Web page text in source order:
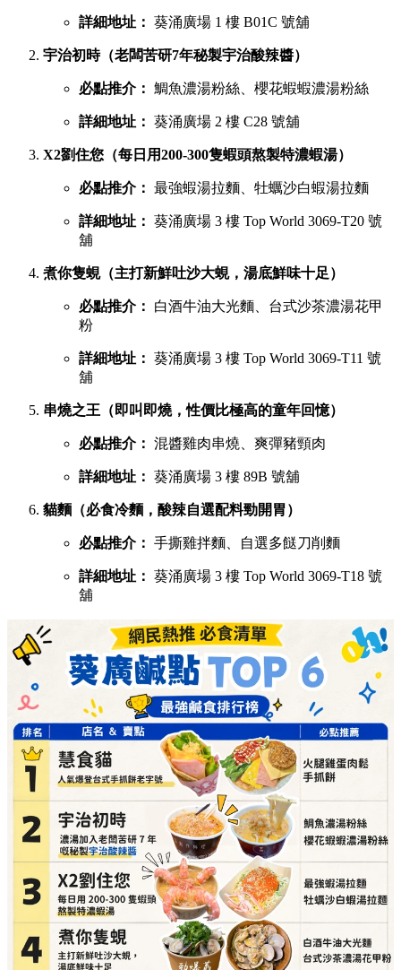
詳細地址： 葵涌廣場 1 樓 B01C 號舖
宇治初時（老闆苦研7年秘製宇治酸辣醬）
必點推介： 鯛魚濃湯粉絲、櫻花蝦蝦濃湯粉絲
詳細地址： 葵涌廣場 2 樓 C28 號舖
X2劉住您（每日用200-300隻蝦頭熬製特濃蝦湯）
必點推介： 最強蝦湯拉麵、牡蠣沙白蝦湯拉麵
詳細地址： 葵涌廣場 3 樓 Top World 3069-T20 號
舖
煮你隻蜆（主打新鮮吐沙大蜆，湯底鮮味十足）
必點推介：
白酒牛油大光麵、台式沙茶濃湯花甲
粉
詳細地址： 葵涌廣場 3 樓 Top World 3069-T11 號
舖
串燒之王（即叫即燒，性價比極高的童年回憶）
必點推介： 混醬雞肉串燒、爽彈豬頸肉
詳細地址： 葵涌廣場 3 樓 89B 號舖
貓麵（必食冷麵，酸辣自選配料勁開胃）
必點推介： 手撕雞拌麵、自選多餸刀削麵
詳細地址： 葵涌廣場 3 樓 Top World 3069-T18 號
舖